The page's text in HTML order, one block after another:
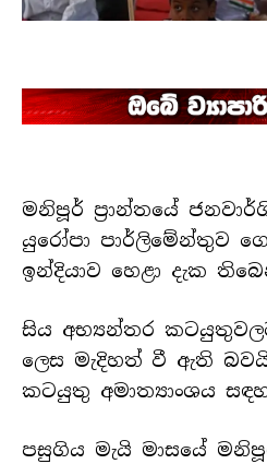
මනිපූර් ප්‍රාන්තයේ
යුරෝපා පාර්ලිමේන්තුව
ඉන්දියාව හෙළා දැක
සිය අභ්‍යන්තර
ලෙස මැදිහත් වී ඇති
කටයුතු අමාත්‍යාංශය
පසුගිය මැයි මාසයේ